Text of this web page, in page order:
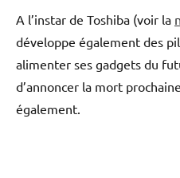
A l’instar de Toshiba (voir la
développe également des
alimenter ses gadgets du
d’annoncer la mort
également.